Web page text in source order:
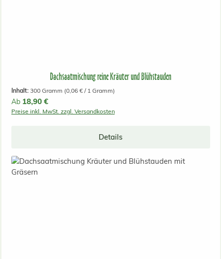
Dachsaatmischung reine Kräuter und Blühstauden
Inhalt: 300 Gramm (0,06 € / 1 Gramm)
Regulärer Preis:
Ab 18,90 €
Preise inkl. MwSt. zzgl. Versandkosten
Details